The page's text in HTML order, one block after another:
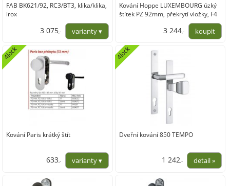
FAB BK621/92, RC3/BT3, klika/klika,
irox
3 075,-
Kování Hoppe LUXEMBOURG úzký
štítek PZ 92mm, překrytí vložky, F4
3 244,-
Kování Paris krátký štít
4lock
633,-
523,14
Dveřní kování 850 TEMPO
4lock
1 242,-
1 026,45